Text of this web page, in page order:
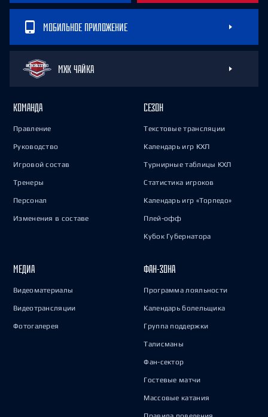
МОБИЛЬНОЕ ПРИЛОЖЕНИЕ
МХК ЧАЙКА
КОМАНДА
Правление
Руководство
Игровой состав
Тренеры
Персонал
Изменения в составе
СЕЗОН
Текстовые трансляции
Календарь игр КХЛ
Турнирные таблицы КХЛ
Статистика игроков
Календарь игр «Торпедо»
Плей-офф
Кубок Губернатора
МЕДИА
Видеоматериалы
Видеотрансляции
Фотогалерея
ФАН-ЗОНА
Программа лояльности
Календарь болельщика
Группа поддержки
Талисманы
Фан-сектор
Гостевые матчи
Массовые катания